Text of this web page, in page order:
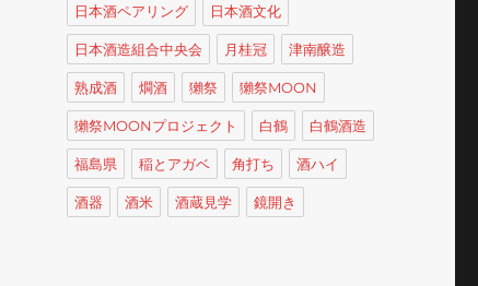
日本酒ペアリング 日本酒文化
日本酒造組合中央会 月桂冠 津南醸造
熟成酒 燗酒 獺祭 獺祭MOON
獺祭MOONプロジェクト 白鶴 白鶴酒造
福島県 稲とアガベ 角打ち 酒ハイ
酒器 酒米 酒蔵見学 鏡開き